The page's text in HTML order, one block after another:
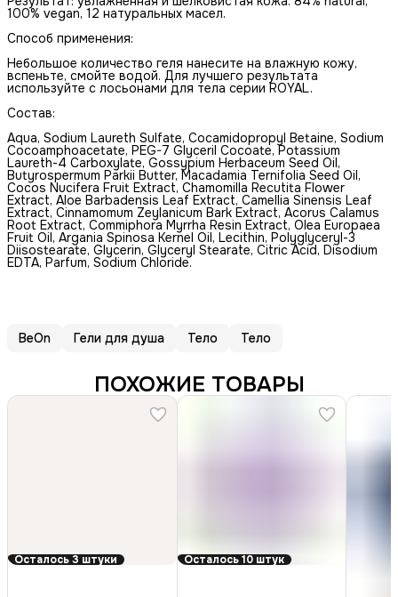
100% vegan, 12 натуральных масел.
Способ применения:
Небольшое количество геля нанесите на влажную кожу,
вспеньте, смойте водой. Для лучшего результата
используйте с лосьонами для тела серии ROYAL.
Состав:
Aqua, Sodium Laureth Sulfate, Cocamidopropyl Betaine, Sodium
Cocoamphoacetate, PEG-7 Glyceril Cocoate, Potassium
Laureth-4 Carboxylate, Gossypium Herbaceum Seed Oil,
Butyrospermum Parkii Butter, Macadamia Ternifolia Seed Oil,
Cocos Nucifera Fruit Extract, Chamomilla Recutita Flower
Extract, Aloe Barbadensis Leaf Extract, Camellia Sinensis Leaf
Extract, Cinnamomum Zeylanicum Bark Extract, Acorus Calamus
Root Extract, Commiphora Myrrha Resin Extract, Olea Europaea
Fruit Oil, Argania Spinosa Kernel Oil, Lecithin, Polyglyceryl-3
Diisostearate, Glycerin, Glyceryl Stearatе, Citric Acid, Disodium
EDTA, Parfum, Sodium Chloride.
BeOn Гели для душа Тело Тело
ПОХОЖИЕ ТОВАРЫ
Осталось 3 штуки Осталось 10 штук